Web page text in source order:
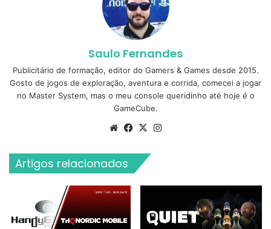
Saulo Fernandes
Publicitário de formação, editor do Gamers & Games desde 2015.
Gosto de jogos de exploração, aventura e corrida, comecei a jogar
no Master System, mas o meu console queridinho até hoje é o
GameCube.
WebsiteFacebook
X
Artigos relacionados